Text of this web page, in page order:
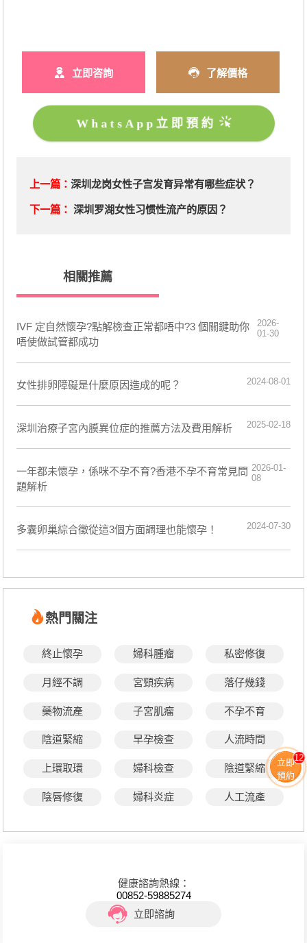
立即咨詢 了解價格
WhatsApp立即預約
上一篇： 深圳龙岗女性子宫发育异常有哪些症状？
下一篇： 深圳罗湖女性习惯性流产的原因？
相關推薦
IVF 定自然懷孕?點解檢查正常都唔中?3 個關鍵助你
唔使做試管都成功
2026-
01-30
​女性排卵障礙是什麼原因造成的呢？ 2024-08-01
深圳治療子宮內膜異位症的推薦方法及費用解析 2025-02-18
一年都未懷孕，係咪不孕不育?香港不孕不育常見問
題解析
2026-01-
08
​多囊卵巢綜合徵從這3個方面調理也能懷孕！ 2024-07-30
熱門關注
終止懷孕 婦科腫瘤 私密修復
月經不調 宮頸疾病 落仔幾錢
藥物流產 子宮肌瘤 不孕不育
陰道緊縮 早孕檢查 人流時間
上環取環 婦科檢查 陰道緊縮
陰唇修復 婦科炎症 人工流產
健康諮詢熱線：
00852-59885274
立即諮詢
立即
預約
12